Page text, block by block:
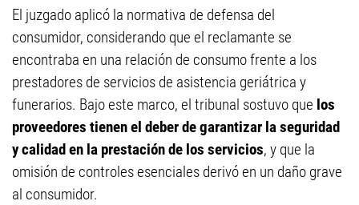
El juzgado aplicó la normativa de defensa del
consumidor, considerando que el reclamante se
encontraba en una relación de consumo frente a los
prestadores de servicios de asistencia geriátrica y
funerarios. Bajo este marco, el tribunal sostuvo que los
proveedores tienen el deber de garantizar la seguridad
y calidad en la prestación de los servicios, y que la
omisión de controles esenciales derivó en un daño grave
al consumidor.